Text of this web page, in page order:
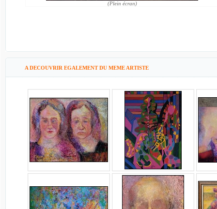
(Plein écran)
A DECOUVRIR EGALEMENT DU MEME ARTISTE